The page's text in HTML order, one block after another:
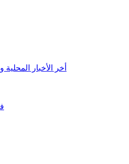
أخر الأخبار المحلية